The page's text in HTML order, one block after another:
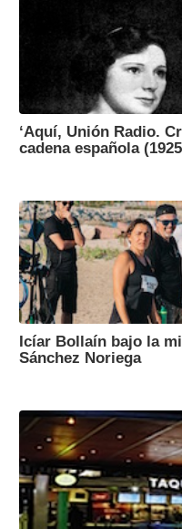
‘Aquí, Unión Radio.
cadena española
Icíar Bollaín bajo la
Sánchez Noriega